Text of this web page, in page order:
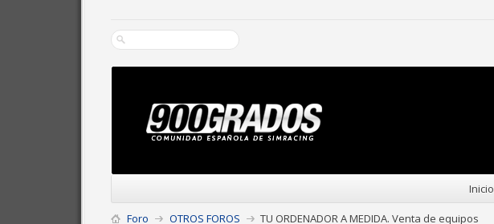
Inicio
Foro OTROS FOROS
TU ORDENADOR A MEDIDA. Venta de equipos